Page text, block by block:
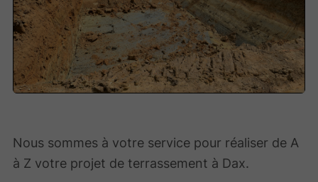
Nous sommes à votre service pour réaliser de A
à Z votre projet de terrassement à Dax.